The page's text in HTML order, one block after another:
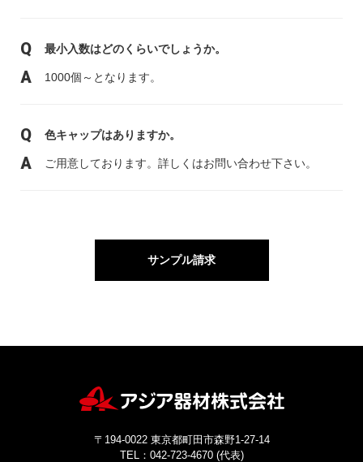
最小入数はどのくらいでしょうか。
1000個～となります。
色キャップはありますか。
ご用意しております。詳しくはお問い合わせ下さい。
サンプル請求
〒194-0022 東京都町田市森野1-27-14
TEL：042-723-4670 (代表)